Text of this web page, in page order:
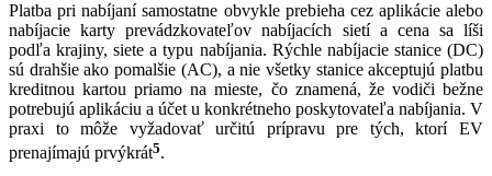
Platba pri nabíjaní samostatne obvykle prebieha cez aplikácie alebo
nabíjacie karty prevádzkovateľov nabíjacích sietí a cena sa líši
podľa krajiny, siete a typu nabíjania. Rýchle nabíjacie stanice (DC)
sú drahšie ako pomalšie (AC), a nie všetky stanice akceptujú platbu
kreditnou kartou priamo na mieste, čo znamená, že vodiči bežne
potrebujú aplikáciu a účet u konkrétneho poskytovateľa nabíjania. V
praxi to môže vyžadovať určitú prípravu pre tých, ktorí EV
prenajímajú prvýkrát5.